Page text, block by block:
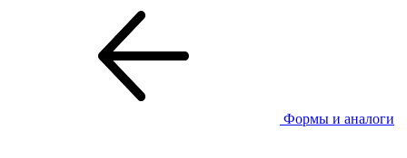
Формы и аналоги